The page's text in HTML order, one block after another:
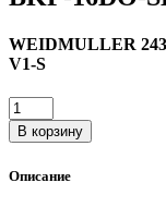
WEIDMULLER
V1-S
Количество
товара
WEIDMULLER
—
В корзину
Описание